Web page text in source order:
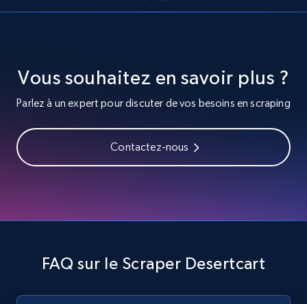
Youtube - Videos posts - Collect YouTube
Vous souhaitez en savoir plus ?
Parlez à un expert pour discuter de vos besoins en scraping
Contactez-nous
FAQ sur le Scraper Desertcart